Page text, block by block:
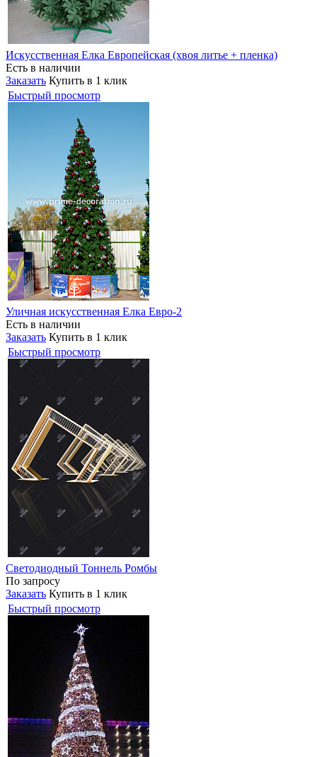
Искусственная Елка Европейская (хвоя литье + пленка)
Есть в наличии
Заказать Купить в 1 клик
Быстрый просмотр
Уличная искусственная Елка Евро-2
Есть в наличии
Заказать Купить в 1 клик
Быстрый просмотр
Светодиодный Тоннель Ромбы
По запросу
Заказать Купить в 1 клик
Быстрый просмотр